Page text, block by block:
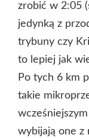
zrobić w 2:05
jedynką z
trybuny czy
to lepiej jak
Po tych 6 km
takie
wybijają one z